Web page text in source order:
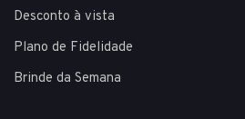
Desconto à vista
Plano de Fidelidade
Brinde da Semana